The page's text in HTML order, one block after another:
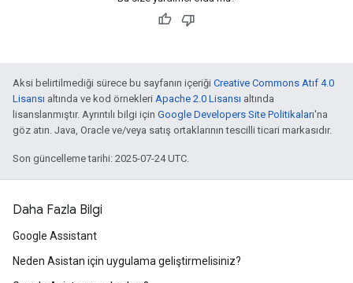
Aksi belirtilmediği sürece bu sayfanın içeriği Creative Commons Atıf 4.0
Lisansı altında ve kod örnekleri Apache 2.0 Lisansı altında
lisanslanmıştır. Ayrıntılı bilgi için Google Developers Site Politikaları'na
göz atın. Java, Oracle ve/veya satış ortaklarının tescilli ticari markasıdır.
Son güncelleme tarihi: 2025-07-24 UTC.
Daha Fazla Bilgi
Google Assistant
Neden Asistan için uygulama geliştirmelisiniz?